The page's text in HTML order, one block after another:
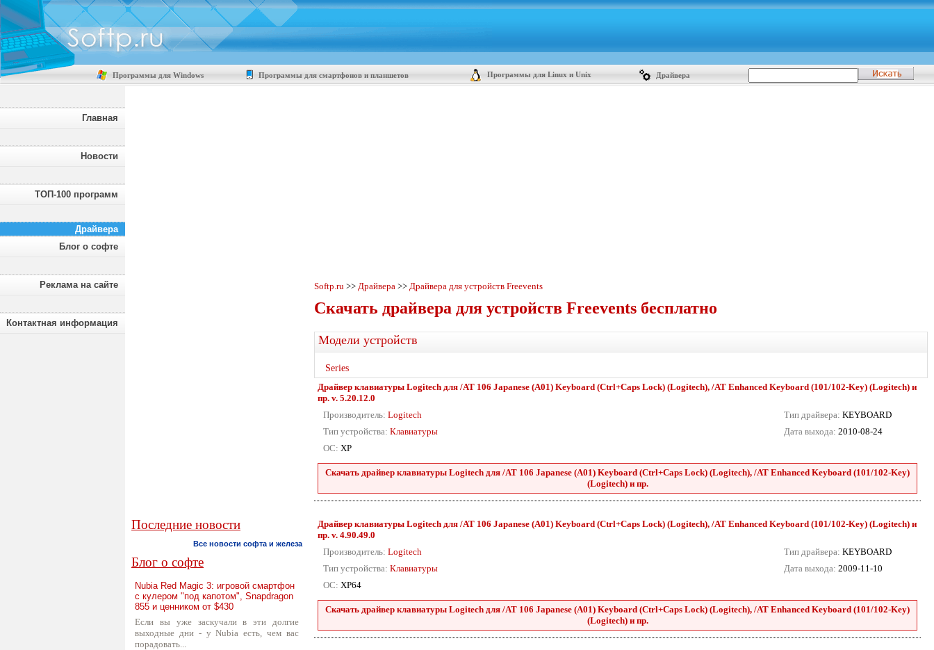
Программы для Windows Программы для смартфонов и планшетов Программы для Linux и Unix Драйвера
Главная
Новости
ТОП-100 программ
Драйвера
Блог о софте
Реклама на сайте
Контактная информация
Последние новости
Все новости софта и железа
Блог о софте
Nubia Red Magic 3: игровой смартфон
с кулером "под капотом", Snapdragon
855 и ценником от $430
Если вы уже заскучали в эти долгие
выходные дни - у Nubia есть, чем вас
порадовать...
Softp.ru >> Драйвера >> Драйвера для устройств Freevents
Скачать драйвера для устройств Freevents бесплатно
Модели устройств
Series
Драйвер клавиатуры Logitech для /AT 106 Japanese (A01) Keyboard (Ctrl+Caps Lock) (Logitech), /AT Enhanced Keyboard (101/102-Key) (Logitech) и
пр. v. 5.20.12.0
Производитель: Logitech
Тип устройства: Клавиатуры
ОС: XP
Тип драйвера: KEYBOARD
Дата выхода: 2010-08-24
Скачать драйвер клавиатуры Logitech для /AT 106 Japanese (A01) Keyboard (Ctrl+Caps Lock) (Logitech), /AT Enhanced Keyboard (101/102-Key)
(Logitech) и пр.
Драйвер клавиатуры Logitech для /AT 106 Japanese (A01) Keyboard (Ctrl+Caps Lock) (Logitech), /AT Enhanced Keyboard (101/102-Key) (Logitech) и
пр. v. 4.90.49.0
Производитель: Logitech
Тип устройства: Клавиатуры
ОС: XP64
Тип драйвера: KEYBOARD
Дата выхода: 2009-11-10
Скачать драйвер клавиатуры Logitech для /AT 106 Japanese (A01) Keyboard (Ctrl+Caps Lock) (Logitech), /AT Enhanced Keyboard (101/102-Key)
(Logitech) и пр.